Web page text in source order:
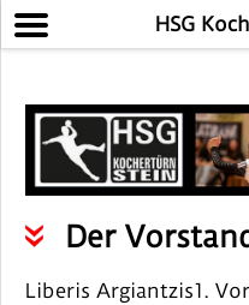
HSG
Der
Liberis Argiantzis1.